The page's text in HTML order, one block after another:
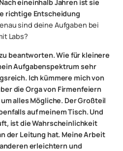
eineinhalb Jahren ist sie
richtige Entscheidung
sind deine Aufgaben bei
Labs?
beantworten. Wie für kleinere
Aufgabenspektrum sehr
Ich kümmere mich von
die Orga von Firmenfeiern
alles Mögliche. Der Großteil
auf meinem Tisch. Und
ist die Wahrscheinlichkeit
der Leitung hat. Meine Arbeit
erleichtern und